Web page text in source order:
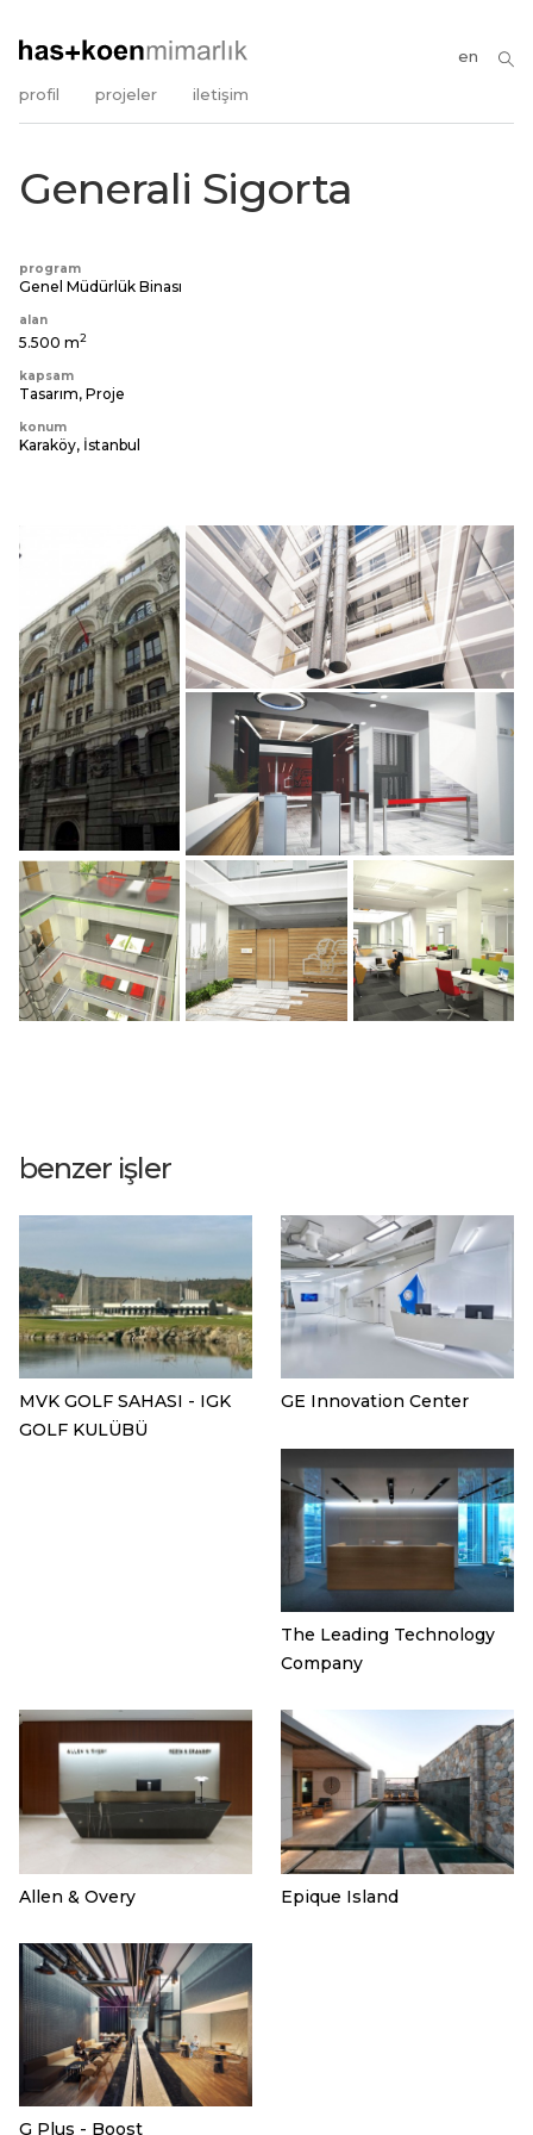
en
profil
projeler iletişim
Generali Sigorta
program
Genel Müdürlük Binası
alan
5.500 m2
kapsam
Tasarım, Proje
konum
Karaköy, İstanbul
benzer işler
MVK GOLF SAHASI - IGK
GOLF KULÜBÜ
GE Innovation Center
The Leading Technology
Company
Allen & Overy Epique Island
G Plus - Boost